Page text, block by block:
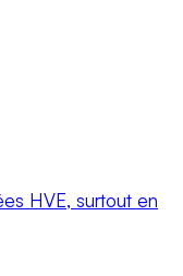
HVE, surtout en